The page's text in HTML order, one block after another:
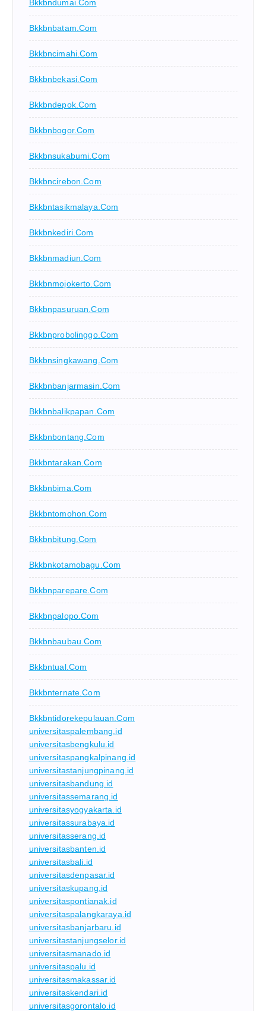
Bkkbndumai.com
Bkkbnbatam.com
Bkkbncimahi.com
Bkkbnbekasi.com
Bkkbndepok.com
Bkkbnbogor.com
Bkkbnsukabumi.com
Bkkbncirebon.com
Bkkbntasikmalaya.com
Bkkbnkediri.com
Bkkbnmadiun.com
Bkkbnmojokerto.com
Bkkbnpasuruan.com
Bkkbnprobolinggo.com
Bkkbnsingkawang.com
Bkkbnbanjarmasin.com
Bkkbnbalikpapan.com
Bkkbnbontang.com
Bkkbntarakan.com
Bkkbnbima.com
Bkkbntomohon.com
Bkkbnbitung.com
Bkkbnkotamobagu.com
Bkkbnparepare.com
Bkkbnpalopo.com
Bkkbnbaubau.com
Bkkbntual.com
Bkkbnternate.com
Bkkbntidorekepulauan.com
universitaspalembang.id
universitasbengkulu.id
universitaspangkalpinang.id
universitastanjungpinang.id
universitasbandung.id
universitassemarang.id
universitasyogyakarta.id
universitassurabaya.id
universitasserang.id
universitasbanten.id
universitasbali.id
universitasdenpasar.id
universitaskupang.id
universitaspontianak.id
universitaspalangkaraya.id
universitasbanjarbaru.id
universitastanjungselor.id
universitasmanado.id
universitaspalu.id
universitasmakassar.id
universitaskendari.id
universitasgorontalo.id